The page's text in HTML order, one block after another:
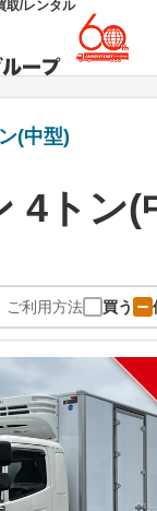
取/レンタル
(中型)
4トン(
ご利用方法 買う